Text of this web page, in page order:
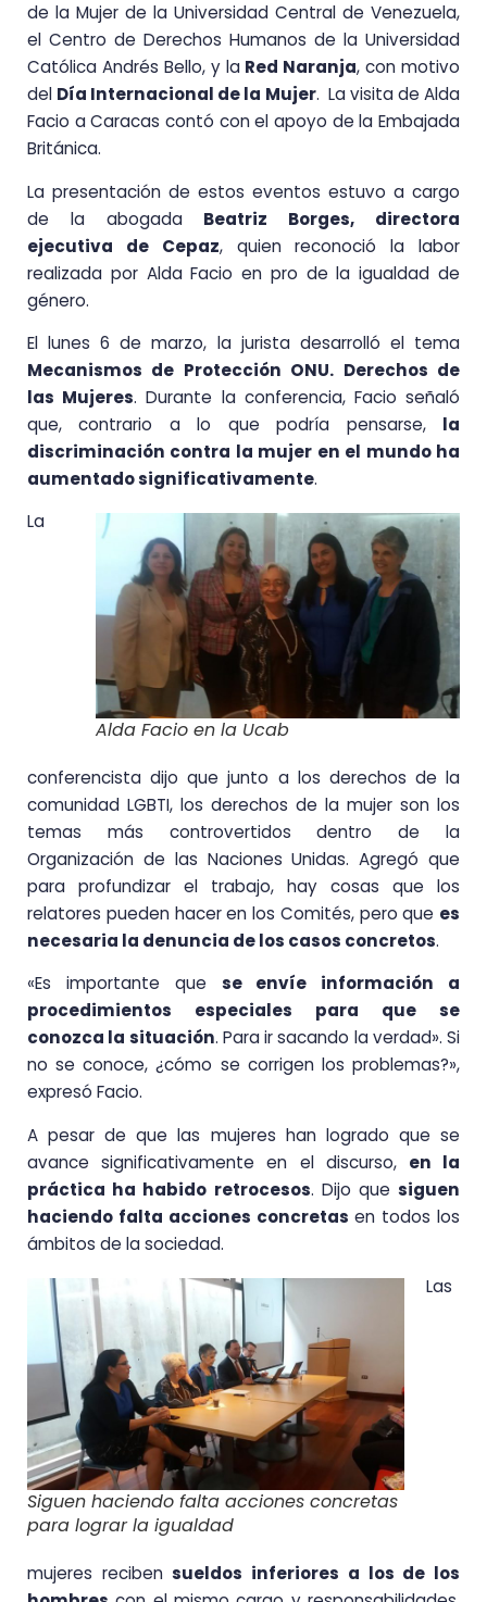
de la Mujer de la Universidad Central de Venezuela,
el Centro de Derechos Humanos de la Universidad
Católica Andrés Bello, y la Red Naranja, con motivo
del Día Internacional de la Mujer. La visita de Alda
Facio a Caracas contó con el apoyo de la Embajada
Británica.
La presentación de estos eventos estuvo a cargo
de la abogada Beatriz Borges, directora
ejecutiva de Cepaz, quien reconoció la labor
realizada por Alda Facio en pro de la igualdad de
género.
El lunes 6 de marzo, la jurista desarrolló el tema
Mecanismos de Protección ONU. Derechos de
las Mujeres. Durante la conferencia, Facio señaló
que, contrario a lo que podría pensarse, la
discriminación contra la mujer en el mundo ha
aumentado significativamente.
Alda Facio en la Ucab
La
conferencista dijo que junto a los derechos de la
comunidad LGBTI, los derechos de la mujer son los
temas más controvertidos dentro de la
Organización de las Naciones Unidas. Agregó que
para profundizar el trabajo, hay cosas que los
relatores pueden hacer en los Comités, pero que es
necesaria la denuncia de los casos concretos.
«Es importante que se envíe información a
procedimientos especiales para que se
conozca la situación. Para ir sacando la verdad». Si
no se conoce, ¿cómo se corrigen los problemas?»,
expresó Facio.
A pesar de que las mujeres han logrado que se
avance significativamente en el discurso, en la
práctica ha habido retrocesos. Dijo que siguen
haciendo falta acciones concretas en todos los
ámbitos de la sociedad.
Siguen haciendo falta acciones concretas
para lograr la igualdad
Las
mujeres recibensueldos inferiores a los de los